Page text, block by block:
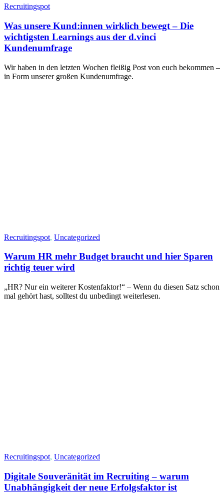
Recruitingspot
Was unsere Kund:innen wirklich bewegt – Die
wichtigsten Learnings aus der d.vinci
Kundenumfrage
Wir haben in den letzten Wochen fleißig Post von euch bekommen –
in Form unserer großen Kundenumfrage.
Recruitingspot, Uncategorized
Warum HR mehr Budget braucht und hier Sparen
richtig teuer wird
„HR? Nur ein weiterer Kostenfaktor!“ – Wenn du diesen Satz schon
mal gehört hast, solltest du unbedingt weiterlesen.
Recruitingspot, Uncategorized
Digitale Souveränität im Recruiting – warum
Unabhängigkeit der neue Erfolgsfaktor ist